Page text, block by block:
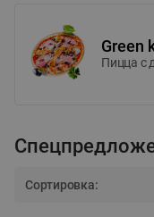
Green
Пицца c
Сортировка: